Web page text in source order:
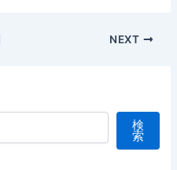
NEXT
検
索